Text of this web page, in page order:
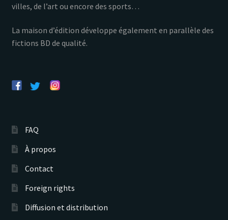
villes, de l’art ou encore des sports…
La maison d’édition développe également en parallèle des
fictions BD de qualité.
FAQ
À propos
Contact
Foreign rights
Diffusion et distribution